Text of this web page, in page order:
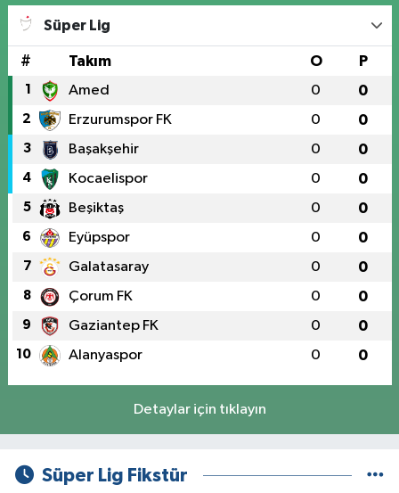
Süper Lig
# Takım O P
1 Amed 0 0
2 Erzurumspor FK 0 0
3 Başakşehir 0 0
4 Kocaelispor 0 0
5 Beşiktaş 0 0
6 Eyüpspor 0 0
7 Galatasaray 0 0
8 Çorum FK 0 0
9 Gaziantep FK 0 0
10 Alanyaspor 0 0
Detaylar için tıklayın
Süper Lig Fikstür